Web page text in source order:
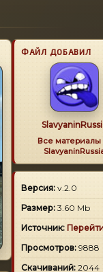
ФАЙЛ ДОБАВИЛ
Все материалы
Версия: v.2.0
Размер: 3.60 Mb
Источник:
Просмотров: 9888
Скачиваний: 2044